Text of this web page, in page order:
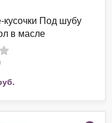
Под шубу
в масле